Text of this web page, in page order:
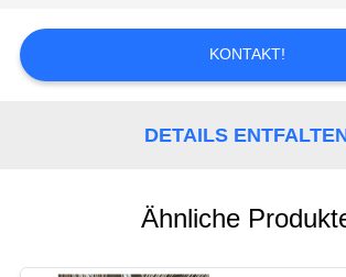
SITEMAP
KONTAKT!
DETAILS
Ähnliche